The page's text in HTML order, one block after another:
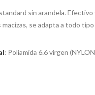
sin arandela.
macizas, se adapta a todo
: Poliamida 6.6 virgen